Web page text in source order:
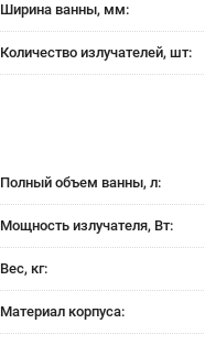
Ширина ванны, мм:
Количество излучателей, шт:
Полный объем ванны, л:
Мощность излучателя, Вт:
Вес, кг:
Материал корпуса: